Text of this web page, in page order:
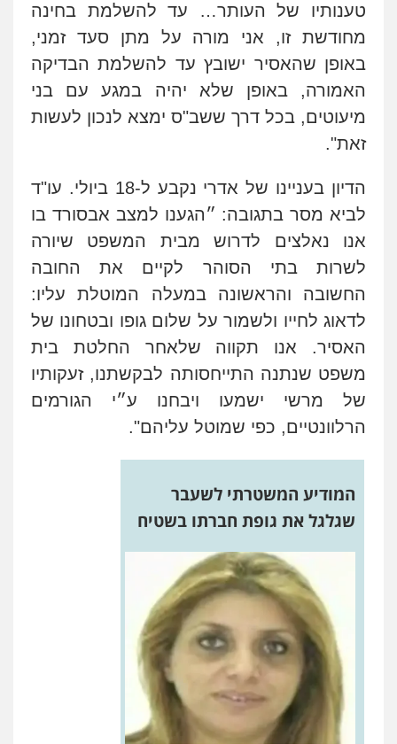
טענותיו של העותר… עד להשלמת בחינה
מחודשת זו, אני מורה על מתן סעד זמני,
באופן שהאסיר ישובץ עד להשלמת הבדיקה
האמורה, באופן שלא יהיה במגע עם בני
מיעוטים, בכל דרך ששב"ס ימצא לנכון לעשות
זאת".
הדיון בעניינו של אדרי נקבע ל-18 ביולי. עו"ד
לביא מסר בתגובה: ״הגענו למצב אבסורד בו
אנו נאלצים לדרוש מבית המשפט שיורה
לשרות בתי הסוהר לקיים את החובה
החשובה והראשונה במעלה המוטלת עליו:
לדאוג לחייו ולשמור על שלום גופו ובטחונו של
האסיר. אנו תקווה שלאחר החלטת בית
משפט שנתנה התייחסותה לבקשתנו, זעקותיו
של מרשי ישמעו ויבחנו ע״י הגורמים
הרלוונטיים, כפי שמוטל עליהם".
המודיע המשטרתי לשעבר
שגלגל את גופת חברתו בשטיח